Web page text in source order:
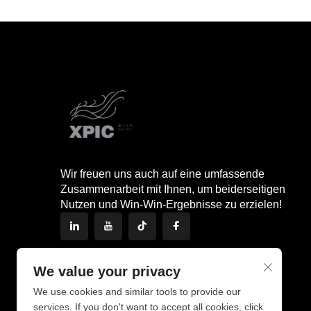
Wir freuen uns auch auf eine umfassende
Zusammenarbeit mit Ihnen, um beiderseitigen
Nutzen und Win-Win-Ergebnisse zu erzielen!
We value your privacy
We use cookies and similar tools to provide our
services. If you don't want to accept all cookies, click